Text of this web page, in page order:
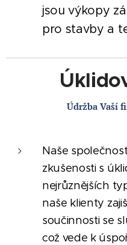
jsou výkopy
pro stavby a
Údržba Vaší
Naše
zkušenosti s
nejrůznějších
naše klienty
součinnosti se
což vede k